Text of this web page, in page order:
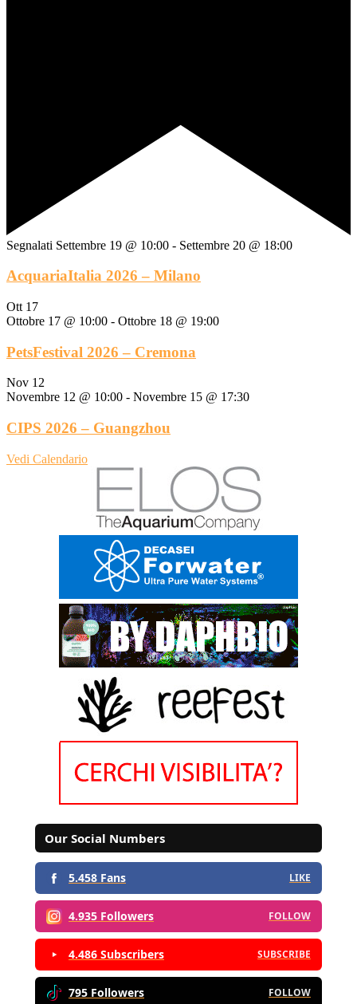
Segnalati Settembre 19 @ 10:00 - Settembre 20 @ 18:00
AcquariaItalia 2026 – Milano
Ott 17
Ottobre 17 @ 10:00 - Ottobre 18 @ 19:00
PetsFestival 2026 – Cremona
Nov 12
Novembre 12 @ 10:00 - Novembre 15 @ 17:30
CIPS 2026 – Guangzhou
Vedi Calendario
Our Social Numbers
5.458 Fans LIKE
4.935 Followers FOLLOW
4.486 Subscribers SUBSCRIBE
795 Followers FOLLOW